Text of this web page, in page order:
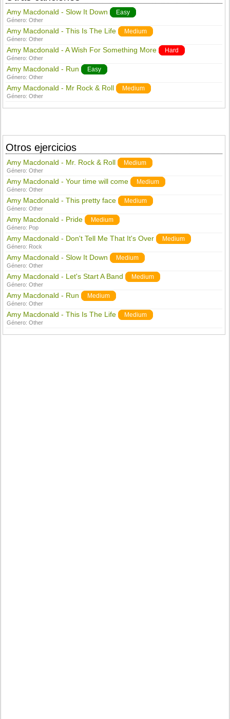
Amy Macdonald - Slow It Down Easy
Género:Other
Amy Macdonald - This Is The Life Medium
Género:Other
Amy Macdonald - A Wish For Something More Hard
Género:Other
Amy Macdonald - Run Easy
Género:Other
Amy Macdonald - Mr Rock & Roll Medium
Género:Other
Otros ejercicios
Amy Macdonald - Mr. Rock & Roll Medium
Género:Other
Amy Macdonald - Your time will come Medium
Género:Other
Amy Macdonald - This pretty face Medium
Género:Other
Amy Macdonald - Pride Medium
Género: Pop
Amy Macdonald - Don't Tell Me That It's Over Medium
Género: Rock
Amy Macdonald - Slow It Down Medium
Género:Other
Amy Macdonald - Let's Start A Band Medium
Género:Other
Amy Macdonald - Run Medium
Género:Other
Amy Macdonald - This Is The Life Medium
Género:Other